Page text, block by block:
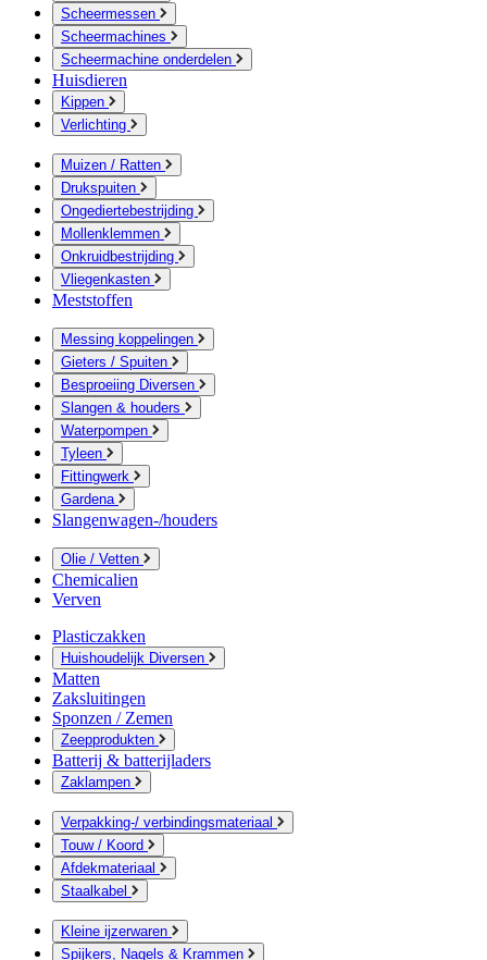
Scheermessen
Scheermachines
Scheermachine onderdelen
Huisdieren
Kippen
Verlichting
Muizen / Ratten
Drukspuiten
Ongediertebestrijding
Mollenklemmen
Onkruidbestrijding
Vliegenkasten
Meststoffen
Messing koppelingen
Gieters / Spuiten
Besproeiing Diversen
Slangen & houders
Waterpompen
Tyleen
Fittingwerk
Gardena
Slangenwagen-/houders
Olie / Vetten
Chemicalien
Verven
Plasticzakken
Huishoudelijk Diversen
Matten
Zaksluitingen
Sponzen / Zemen
Zeepprodukten
Batterij & batterijladers
Zaklampen
Verpakking-/ verbindingsmateriaal
Touw / Koord
Afdekmateriaal
Staalkabel
Kleine ijzerwaren
Spijkers, Nagels & Krammen